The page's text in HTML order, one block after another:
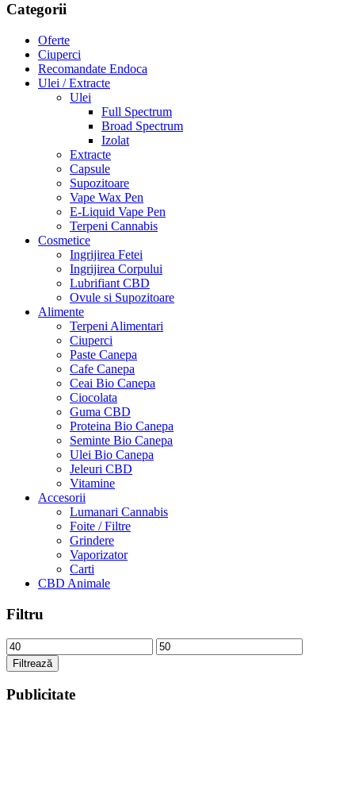
Categorii
Oferte
Ciuperci
Recomandate Endoca
Ulei / Extracte
Ulei
Full Spectrum
Broad Spectrum
Izolat
Extracte
Capsule
Supozitoare
Vape Wax Pen
E-Liquid Vape Pen
Terpeni Cannabis
Cosmetice
Ingrijirea Fetei
Ingrijirea Corpului
Lubrifiant CBD
Ovule si Supozitoare
Alimente
Terpeni Alimentari
Ciuperci
Paste Canepa
Cafe Canepa
Ceai Bio Canepa
Ciocolata
Guma CBD
Proteina Bio Canepa
Seminte Bio Canepa
Ulei Bio Canepa
Jeleuri CBD
Vitamine
Accesorii
Lumanari Cannabis
Foite / Filtre
Grindere
Vaporizator
Carti
CBD Animale
Filtru
Preț
minim
Preț
maxim
Filtrează
Publicitate